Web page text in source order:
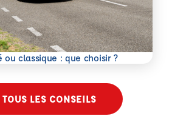
ou classique : que choisir ?
LES CONSEILS